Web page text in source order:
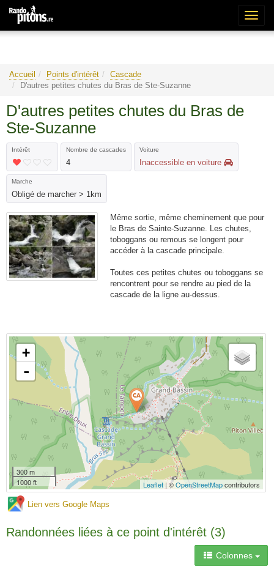
Accueil Points d'intérêt
Cascade
D'autres petites chutes du Bras de Ste-Suzanne
D'autres petites chutes du Bras de
Ste-Suzanne
Intérêt Nombre de cascades
4
Voiture
Inaccessible en voiture
Marche
Obligé de marcher > 1km
Même sortie, même cheminement que pour
le Bras de Sainte-Suzanne. Les chutes,
toboggans ou remous se longent pour
accéder à la cascade principale.
Toutes ces petites chutes ou toboggans se
rencontrent pour se rendre au pied de la
cascade de la ligne au-dessus.
+
-
300 m
1000 ft
Leaflet | ©OpenStreetMapcontributors
Lien vers Google Maps
Randonnées liées à ce point d'intérêt (3)
Colonnes